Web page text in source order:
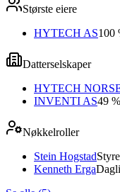
Største eiere
HYTECH AS100
Datterselskaper
HYTECH
INVENTI AS49 %
Nøkkelroller
Stein Hogstad
Kenneth Erga